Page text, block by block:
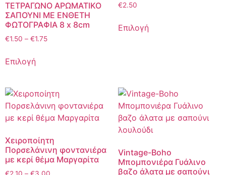
ΤΕΤΡΑΓΩΝΟ ΑΡΩΜΑΤΙΚΟ
ΣΑΠΟΥΝΙ ΜΕ ΕΝΘΕΤΗ
ΦΩΤΟΓΡΑΦΙΑ 8 x 8cm
€1.50 – €1.75
Επιλογή
€2.50
Επιλογή
Χειροποίητη
Πορσελάνινη φοντανιέρα
με κερί θέμα Μαργαρίτα
Vintage-Boho
Μπομπονιέρα Γυάλινο
βαζο άλατα με σαπούνι